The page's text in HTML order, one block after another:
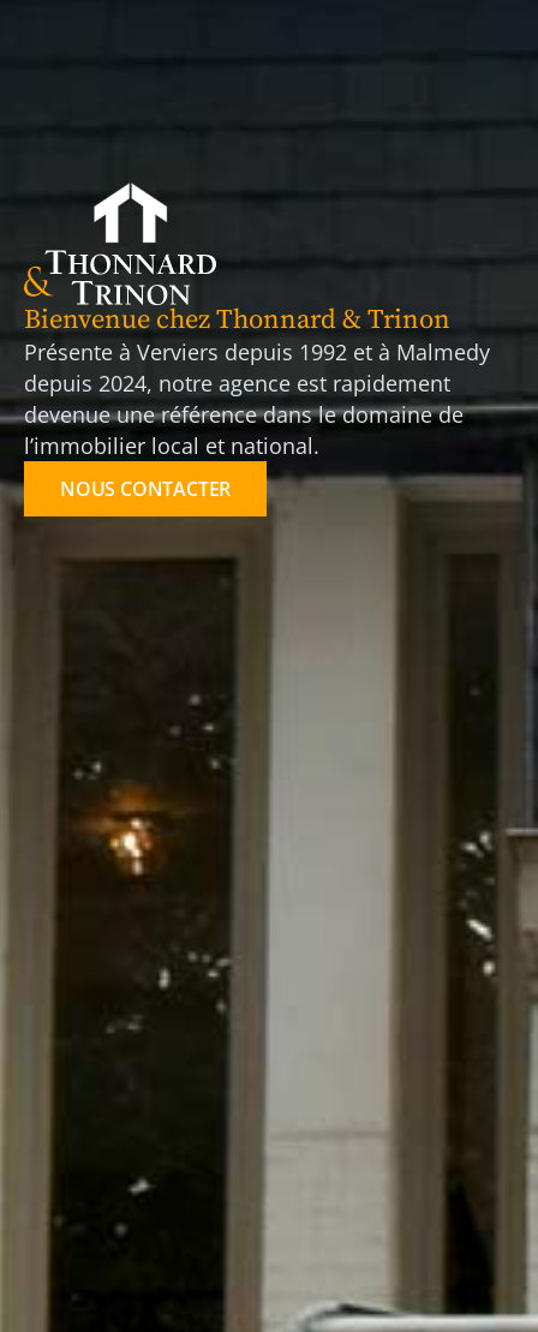
Bienvenue chez Thonnard & Trinon
Présente à Verviers depuis 1992 et à Malmedy
depuis 2024, notre agence est rapidement
devenue une référence dans le domaine de
l’immobilier local et national.
NOUS CONTACTER